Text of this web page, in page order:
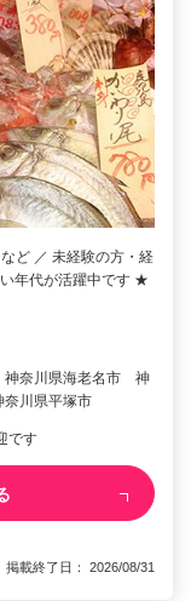
ど ／ 未経験の方・経
年代が活躍中です ★
奈川県海老名市 神
川県平塚市
です
載終了日： 2026/08/31